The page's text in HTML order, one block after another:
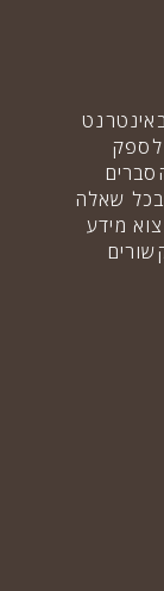
לספק
בכל שאלה
מידע